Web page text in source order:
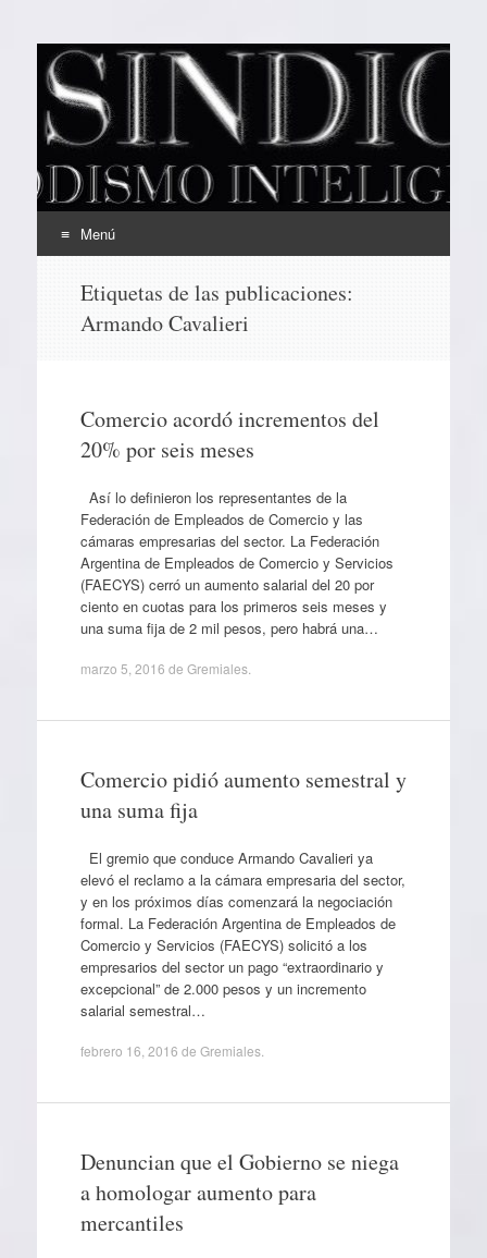
EL SINDICAL
Periodismo Inteligente
Menú
contenido
Etiquetas de las publicaciones:
Armando Cavalieri
Comercio acordó incrementos del
20% por seis meses
Así lo definieron los representantes de la
Federación de Empleados de Comercio y las
cámaras empresarias del sector. La Federación
Argentina de Empleados de Comercio y Servicios
(FAECYS) cerró un aumento salarial del 20 por
ciento en cuotas para los primeros seis meses y
una suma fija de 2 mil pesos, pero habrá una…
marzo 5, 2016 de Gremiales.
Comercio pidió aumento semestral y
una suma fija
El gremio que conduce Armando Cavalieri ya
elevó el reclamo a la cámara empresaria del sector,
y en los próximos días comenzará la negociación
formal. La Federación Argentina de Empleados de
Comercio y Servicios (FAECYS) solicitó a los
empresarios del sector un pago “extraordinario y
excepcional” de 2.000 pesos y un incremento
salarial semestral…
febrero 16, 2016 de Gremiales.
Denuncian que el Gobierno se niega
a homologar aumento para
mercantiles